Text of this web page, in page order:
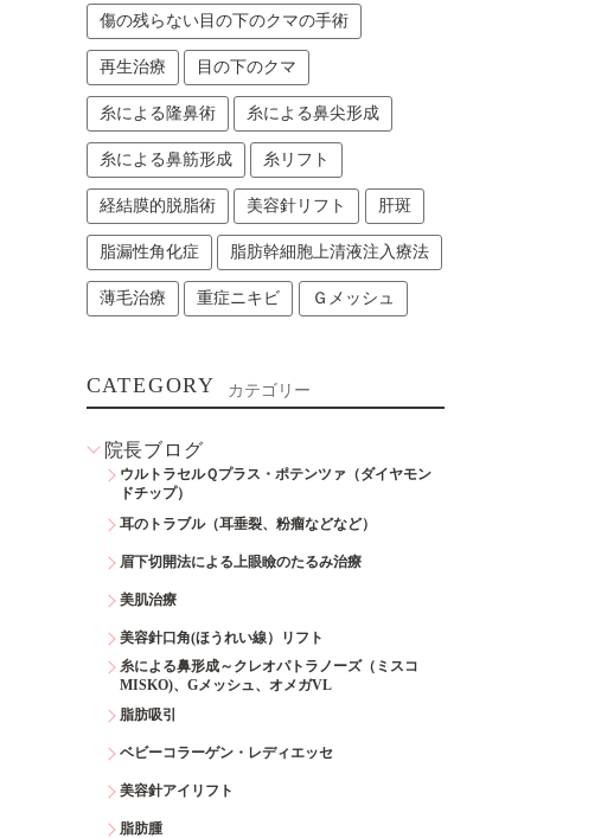
傷の残らない目の下のクマの手術
再生治療 目の下のクマ
糸による隆鼻術 糸による鼻尖形成
糸による鼻筋形成 糸リフト
経結膜的脱脂術 美容針リフト 肝斑
脂漏性角化症 脂肪幹細胞上清液注入療法
薄毛治療 重症ニキビ Ｇメッシュ
CATEGORY カテゴリー
院長ブログ
ウルトラセルＱプラス・ポテンツァ（ダイヤモン
ドチップ）
耳のトラブル（耳垂裂、粉瘤などなど）
眉下切開法による上眼瞼のたるみ治療
美肌治療
美容針口角(ほうれい線）リフト
糸による鼻形成～クレオパトラノーズ（ミスコ
MISKO)、Gメッシュ、オメガVL
脂肪吸引
ベビーコラーゲン・レディエッセ
美容針アイリフト
脂肪腫